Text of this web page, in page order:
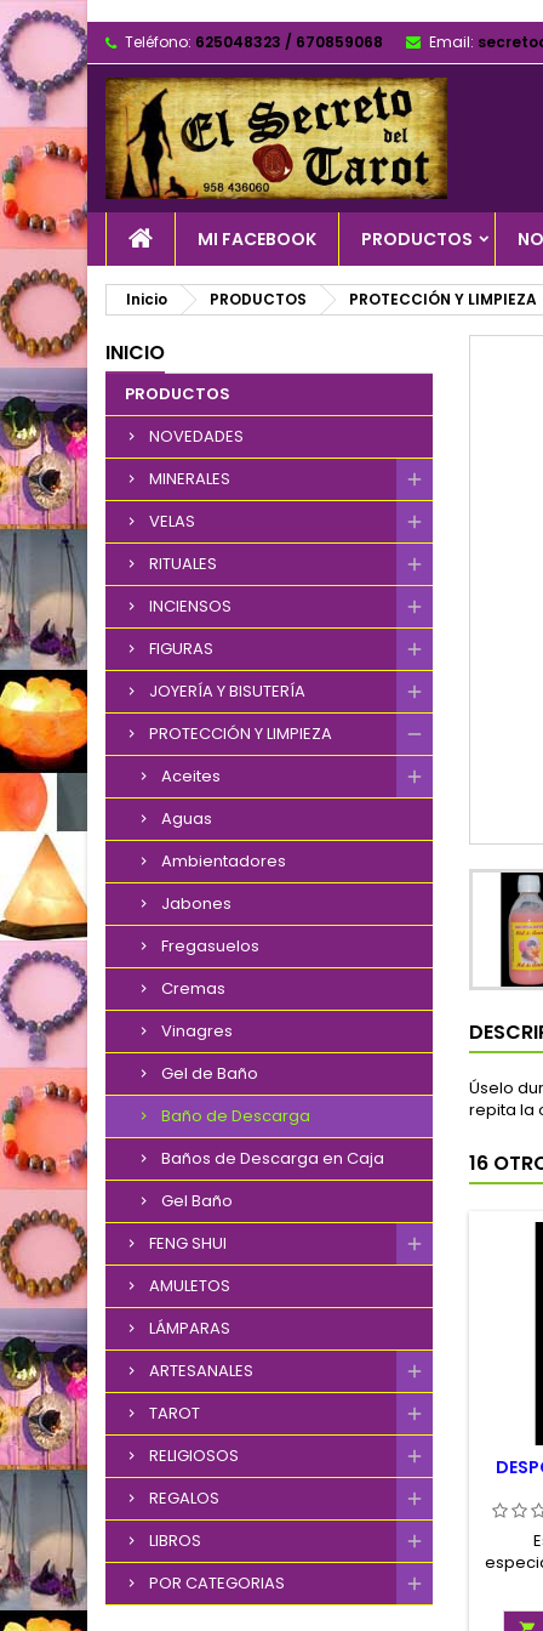
Teléfono: 625048323 / 670859068 Email:
MI FACEBOOK PRODUCTOS
Inicio PRODUCTOS PROTECCIÓN Y LIMPIEZA
INICIO
PRODUCTOS
NOVEDADES
MINERALES
VELAS
RITUALES
INCIENSOS
FIGURAS
JOYERÍA Y BISUTERÍA
PROTECCIÓN Y LIMPIEZA
Aceites
Aguas
Ambientadores
Jabones
Fregasuelos
Cremas
Vinagres
Gel de Baño
Baño de Descarga
Baños de Descarga en Caja
Gel Baño
FENG SHUI
AMULETOS
LÁMPARAS
ARTESANALES
TAROT
RELIGIOSOS
REGALOS
LIBROS
POR CATEGORIAS
Úselo
repita la
16
para